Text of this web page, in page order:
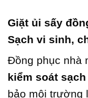
Giặt ủi sấy
Sạch vi sinh,
Đồng phục nhà
kiểm soát
bảo môi trường